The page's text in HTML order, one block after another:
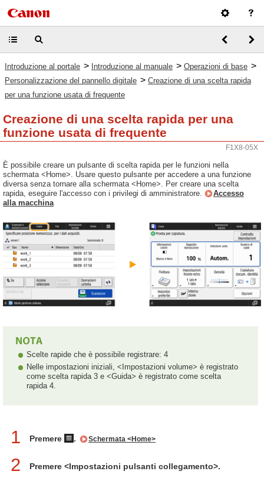
Introduzione al portale > Introduzione al manuale > Operazioni di base >
Personalizzazione del pannello digitale > Creazione di una scelta rapida
per una funzione usata di frequente
Creazione di una scelta rapida per una
funzione usata di frequente
F1X8-05X
È possibile creare un pulsante di scelta rapida per le funzioni nella
schermata <Home>. Usare questo pulsante per accedere a una funzione
diversa senza tornare alla schermata <Home>. Per creare una scelta
rapida, eseguire l'accesso con i privilegi di amministratore.
Accesso
alla macchina
Scelte rapide che è possibile registrare: 4
Nelle impostazioni iniziali, <Impostazioni volume> è registrato
come scelta rapida 3 e <Guida> è registrato come scelta
rapida 4.
1 Premere . Schermata <Home>
2 Premere <Impostazioni pulsanti collegamento>.